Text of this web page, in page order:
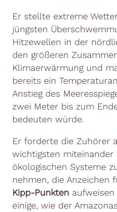
Er stellte extreme
jüngsten
Hitzewellen in der
den größeren
Klimaerwärmung und
bereits ein
Anstieg des
zwei Meter bis zum
bedeuten würde.
Er forderte die Zuhörer
wichtigsten miteinander
ökologischen Systeme
nehmen, die Anzeichen
Kipp-Punkten
einige, wie der